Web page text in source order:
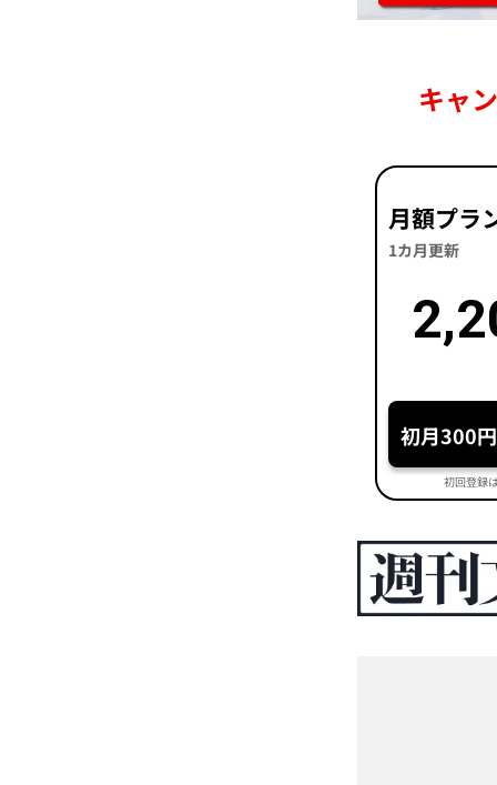
キャ
月額プラ
1カ月更新
初月300
初回登録